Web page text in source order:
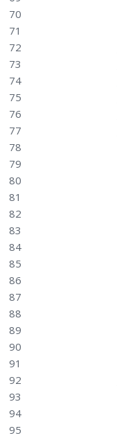
70
71
72
73
74
75
76
77
78
79
80
81
82
83
84
85
86
87
88
89
90
91
92
93
94
95